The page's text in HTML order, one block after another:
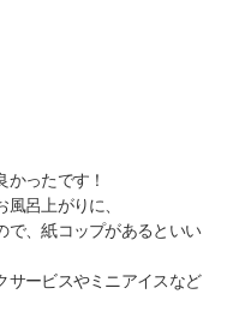
ったです！
呂上がりに、
で、紙コップがあるといい
サービスやミニアイスなど